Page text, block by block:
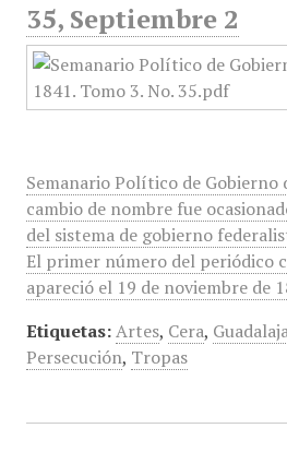
35, Septiembre 2
Semanario Político de Gobierno
cambio de nombre fue
del sistema de gobierno
El primer número del periódico
apareció el 19 de noviembre de
Etiquetas: Artes, Cera,
Persecución, Tropas